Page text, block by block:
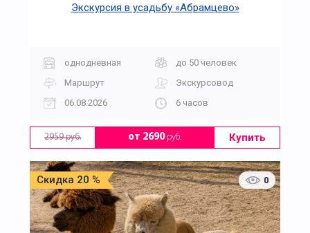
Экскурсия в усадьбу «Абрамцево»
однодневная
до 50 человек
Маршрут
Экскурсовод
06.08.2026
6 часов
2959 руб. от 2690руб. Купить
Скидка 20 % 0